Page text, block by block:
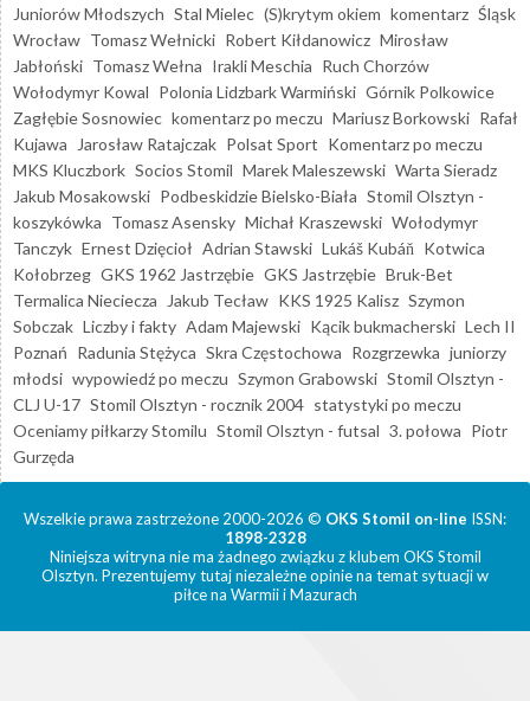
Juniorów Młodszych Stal Mielec (S)krytym okiem komentarz Śląsk
Wrocław Tomasz Wełnicki Robert Kiłdanowicz Mirosław
Jabłoński Tomasz Wełna Irakli Meschia Ruch Chorzów
Wołodymyr Kowal Polonia Lidzbark Warmiński Górnik Polkowice
Zagłębie Sosnowiec komentarz po meczu Mariusz Borkowski Rafał
Kujawa
Jarosław Ratajczak Polsat Sport Komentarz po meczu
MKS Kluczbork Socios Stomil Marek Maleszewski Warta Sieradz
Jakub Mosakowski Podbeskidzie Bielsko-Biała Stomil Olsztyn -
koszykówka Tomasz Asensky Michał Kraszewski Wołodymyr
Tanczyk Ernest Dzięcioł Adrian Stawski Lukáš Kubáň Kotwica
Kołobrzeg GKS 1962 Jastrzębie GKS Jastrzębie Bruk-Bet
Termalica Nieciecza
Jakub Tecław KKS 1925 Kalisz Szymon
Sobczak Liczby i fakty Adam Majewski Kącik bukmacherski Lech II
Poznań Radunia Stężyca Skra Częstochowa Rozgrzewka juniorzy
młodsi wypowiedź po meczu Szymon Grabowski Stomil Olsztyn -
CLJ U-17 Stomil Olsztyn - rocznik 2004 statystyki po meczu
Oceniamy piłkarzy Stomilu Stomil Olsztyn - futsal 3. połowa Piotr
Gurzęda
Wszelkie prawa zastrzeżone 2000-2026 © OKS Stomil on-line ISSN:
1898-2328
Niniejsza witryna nie ma żadnego związku z klubem OKS Stomil
Olsztyn. Prezentujemy tutaj niezależne opinie na temat sytuacji w
piłce na Warmii i Mazurach